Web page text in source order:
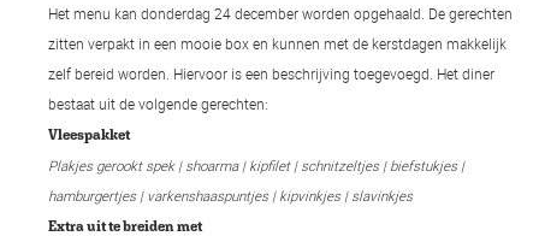
Het menu kan donderdag 24 december worden opgehaald. De gerechten
zitten verpakt in een mooie box en kunnen met de kerstdagen makkelijk
zelf bereid worden. Hiervoor is een beschrijving toegevoegd. Het diner
bestaat uit de volgende gerechten:
Vleespakket
Plakjes gerookt spek | shoarma | kipfilet | schnitzeltjes | biefstukjes |
hamburgertjes | varkenshaaspuntjes | kipvinkjes | slavinkjes
Extra uit te breiden met